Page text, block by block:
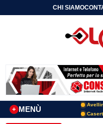
CHI SIAMO
MENÙ
+